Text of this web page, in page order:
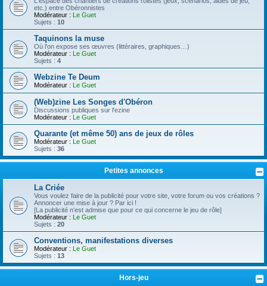
etc.) entre Obéronnistes
Modérateur : Le Guet
Sujets : 10
Taquinons la muse
Où l'on expose ses œuvres (littéraires, graphiques…)
Modérateur : Le Guet
Sujets : 4
Webzine Te Deum
Modérateur : Le Guet
(Web)zine Les Songes d'Obéron
Discussions publiques sur l'ezine
Modérateur : Le Guet
Quarante (et même 50) ans de jeux de rôles
Modérateur : Le Guet
Sujets : 36
Petites annonces
La Criée
Vous voulez faire de la publicité pour votre site, votre forum ou vos créations ?
Annoncer une mise à jour ? Par ici !
[La publicité n’est admise que pour ce qui concerne le jeu de rôle]
Modérateur : Le Guet
Sujets : 20
Conventions, manifestations diverses
Modérateur : Le Guet
Sujets : 13
Hors-jeu